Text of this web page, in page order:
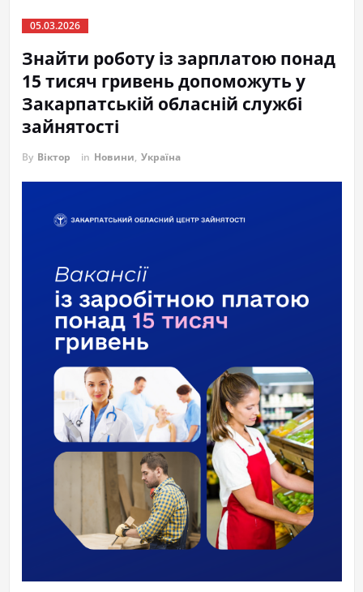
05.03.2026
Знайти роботу із зарплатою понад
15 тисяч гривень допоможуть у
Закарпатській обласній службі
зайнятості
By Віктор in Новини, Україна